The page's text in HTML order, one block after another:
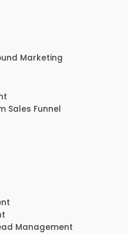
Marketing
Sales Funnel
Management